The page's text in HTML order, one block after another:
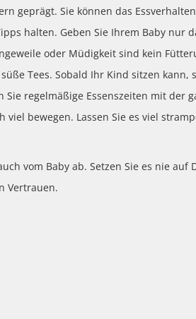
geprägt. Sie können das
halten. Geben Sie Ihrem Baby nur
oder Müdigkeit sind kein
Tees. Sobald Ihr Kind sitzen kann,
regelmäßige Essenszeiten mit der
bewegen. Lassen Sie es viel
vom Baby ab. Setzen Sie es nie auf
Vertrauen.